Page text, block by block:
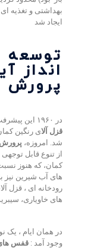
بهداشتی و تغذیه
ایجاد شد
توسعه
انداز
پرورش
در ۱۹۶۰ این پیشرفت منجر به توسعه تجاری و انبوه پرورش
قزل آلای رنگین
شد. امروزه،
از تنوع قابل
کمان، که هنوز
های آب شیرین نیز
رودخانه ای ، قزل
های خاویاری،
در همان ایام ، یک
وجود آمد : قفس